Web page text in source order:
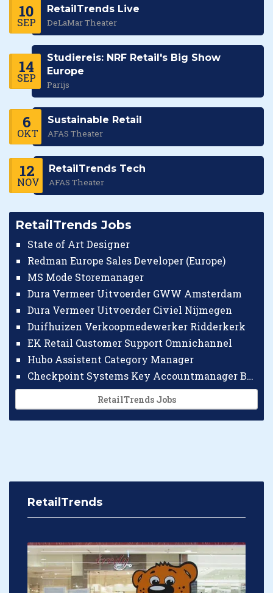
10
SEP
RetailTrends Live
DeLaMar Theater
14
SEP
Studiereis: NRF Retail's Big Show
Europe
Parijs
6
OKT
Sustainable Retail
AFAS Theater
12
NOV
RetailTrends Tech
AFAS Theater
RetailTrends Jobs
State of Art Designer
Redman Europe Sales Developer (Europe)
MS Mode Storemanager
Dura Vermeer Uitvoerder GWW Amsterdam
Dura Vermeer Uitvoerder Civiel Nijmegen
Duifhuizen Verkoopmedewerker Ridderkerk
EK Retail Customer Support Omnichannel
Hubo Assistent Category Manager
Checkpoint Systems Key Accountmanager Benelux
RetailTrends Jobs
RetailTrends